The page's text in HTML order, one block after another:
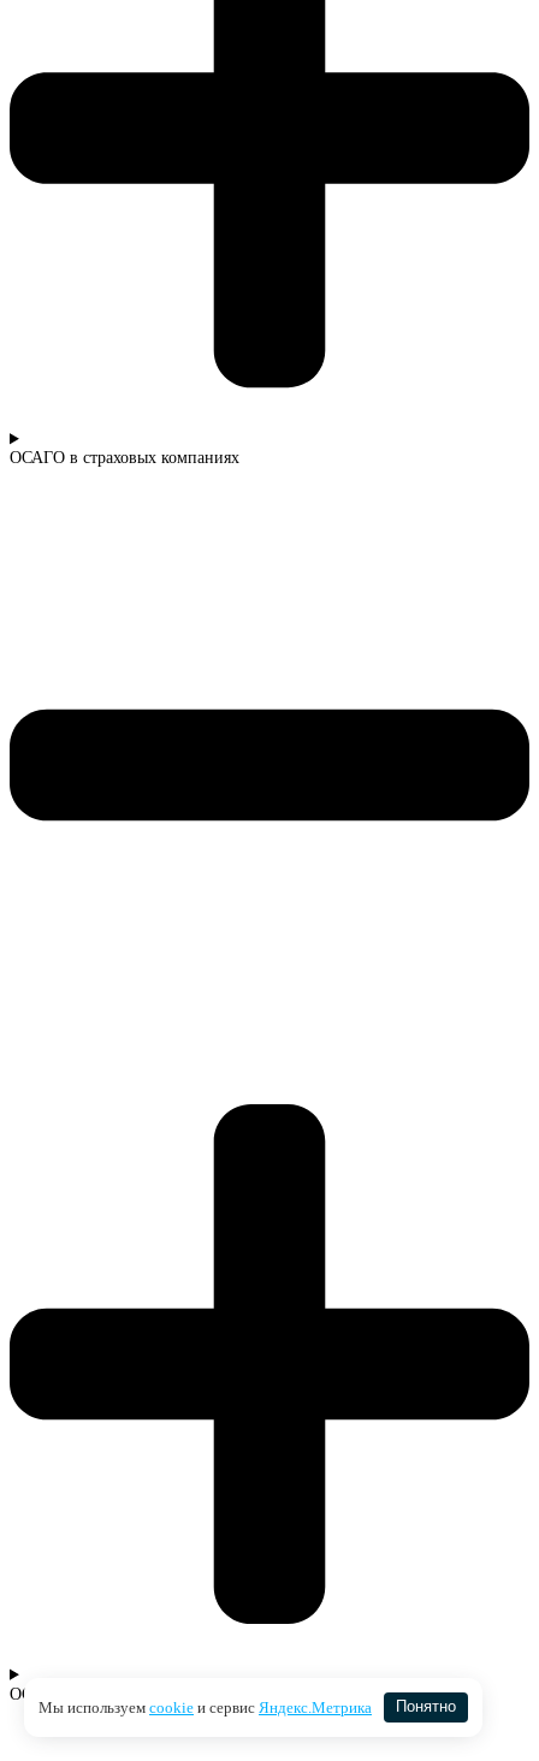
ОСАГО в страховых компаниях
ОСАГО для марки авто
Мы используем cookie и сервис Яндекс.Метрика Понятно